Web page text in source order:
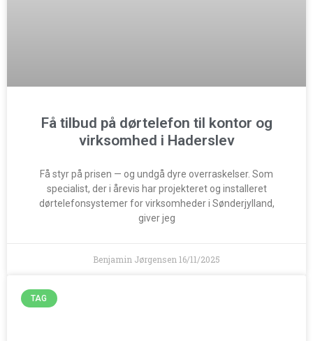
Få tilbud på dørtelefon til kontor og
virksomhed i Haderslev
Få styr på prisen — og undgå dyre overraskelser. Som
specialist, der i årevis har projekteret og installeret
dørtelefonsystemer for virksomheder i Sønderjylland,
giver jeg
Benjamin Jørgensen 16/11/2025
TAG